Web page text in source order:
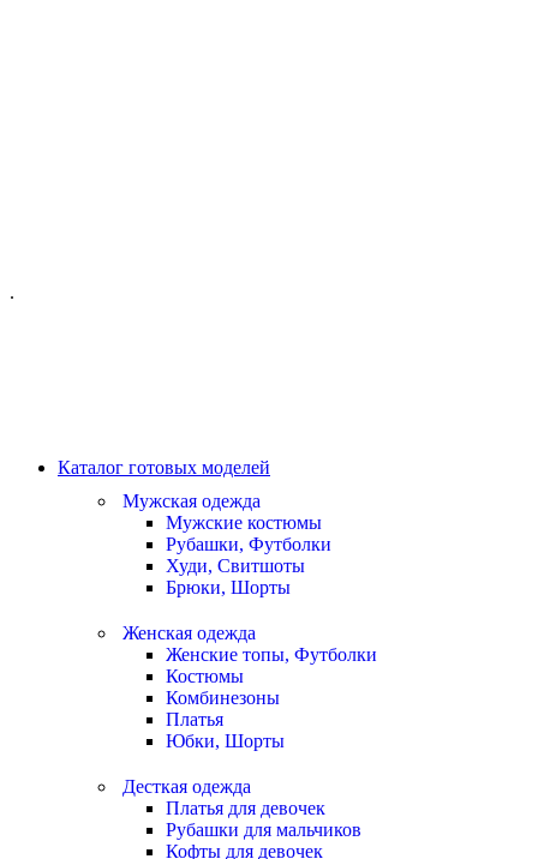
.
Каталог готовых моделей
Мужская одежда
Мужские костюмы
Рубашки, Футболки
Худи, Свитшоты
Брюки, Шорты
Женская одежда
Женские топы, Футболки
Костюмы
Комбинезоны
Платья
Юбки, Шорты
Десткая одежда
Платья для девочек
Рубашки для мальчиков
Кофты для девочек